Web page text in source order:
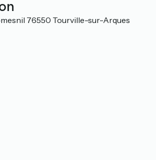
76550 Tourville-sur-Arques